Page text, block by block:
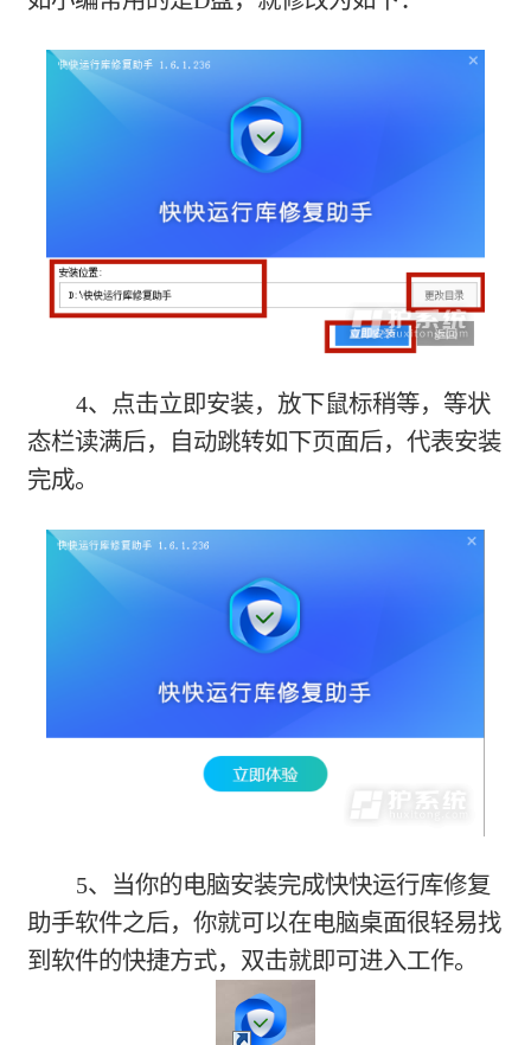
4、点击立即安装，放下鼠标稍等，等状
态栏读满后，自动跳转如下页面后，代表安装
完成。
5、当你的电脑安装完成快快运行库修复
助手软件之后，你就可以在电脑桌面很轻易找
到软件的快捷方式，双击就即可进入工作。